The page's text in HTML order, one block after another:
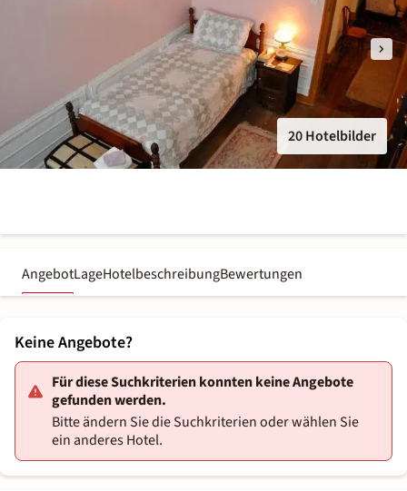
20 Hotelbilder
AngebotLageHotelbeschreibungBewertungen
Keine Angebote?
Für diese Suchkriterien konnten keine Angebote
gefunden werden.
Bitte ändern Sie die Suchkriterien oder wählen Sie
ein anderes Hotel.